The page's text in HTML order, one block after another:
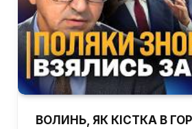
ВОЛИНЬ, ЯК КІСТКА В